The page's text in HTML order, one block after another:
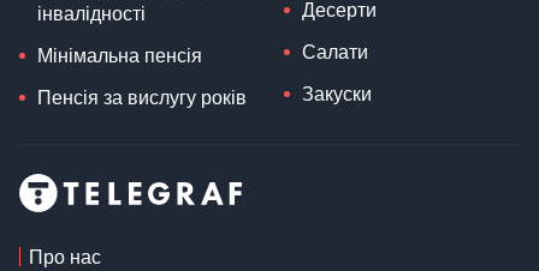
інвалідності
Мінімальна пенсія
Пенсія за вислугу років
Десерти
Салати
Закуски
Про нас